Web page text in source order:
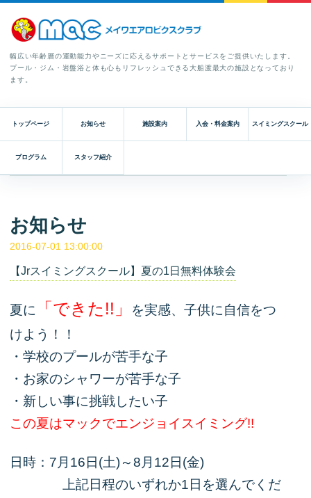
幅広い年齢層の運動能力やニーズに応えるサポートとサービスをご提供いたします。
プール・ジム・岩盤浴と体も心もリフレッシュできる大船渡最大の施設となっており
ます。
トップページ お知らせ 施設案内 入会・料金案内 スイミングスクール
プログラム スタッフ紹介
お知らせ
2016-07-01 13:00:00
【Jrスイミングスクール】夏の1日無料体験会
夏に 「できた!!」
を実感、子供に自信をつ
けよう！！
・学校のプールが苦手な子
・お家のシャワーが苦手な子
・新しい事に挑戦したい子
この夏はマックでエンジョイスイミング!!
日時：7月16日(土)～8月12日(金)
上記日程のいずれか1日を選んでくだ